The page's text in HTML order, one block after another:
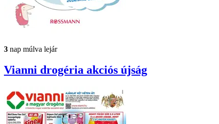
3 nap múlva lejár
Vianni drogéria akciós újság